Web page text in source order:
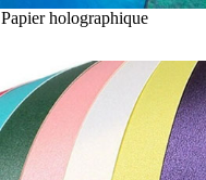
Papier holographique